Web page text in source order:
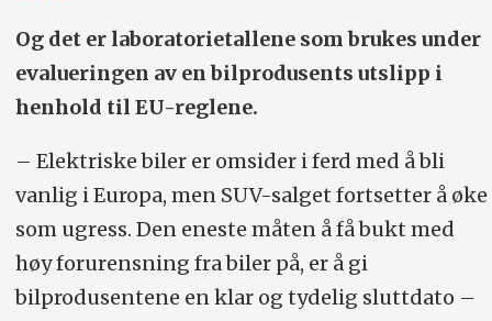
Og det er laboratorietallene som brukes under
evalueringen av en bilprodusents utslipp i
henhold til EU-reglene.
– Elektriske biler er omsider i ferd med å bli
vanlig i Europa, men SUV-salget fortsetter å øke
som ugress. Den eneste måten å få bukt med
høy forurensning fra biler på, er å gi
bilprodusentene en klar og tydelig sluttdato –